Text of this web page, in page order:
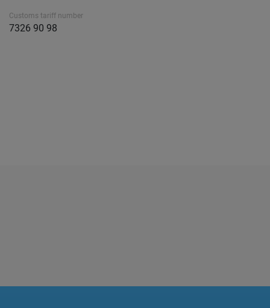
Customs tariff number
7326 90 98